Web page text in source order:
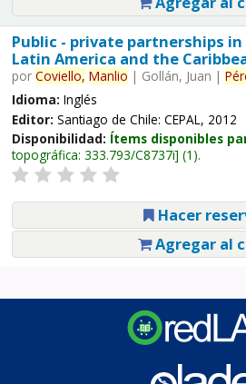
Public - private partnerships
Latin America and the
por Coviello, Manlio | Gollán, Juan |
Idioma: Inglés
Editor: Santiago de Chile: CEPAL, 2012
Disponibilidad: Ítems disponibles
topográfica: 333.793/C8737i (1).
Hacer
Agregar al